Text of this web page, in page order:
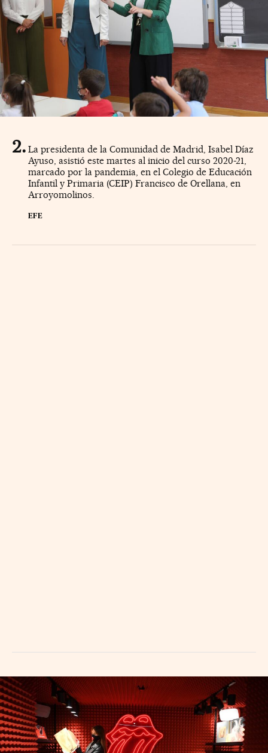
La presidenta de la Comunidad de Madrid, Isabel Díaz
Ayuso, asistió este martes al inicio del curso 2020-21,
marcado por la pandemia, en el Colegio de Educación
Infantil y Primaria (CEIP) Francisco de Orellana, en
Arroyomolinos.
EFE